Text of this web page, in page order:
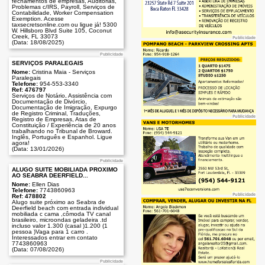
Problemas c/IRS, Payroll, Serviços de
Contabilidade, Worker Compensation
Exemption. Acesse
taxsecretsonline.com ou ligue já! 5300
W. Hillsboro Blvd Suite 105, Coconut
Creek, FL 33073
(Data: 18/08/2025)
Publicidade
SERVIÇOS PARALEGAIS
Nome: Cristina Maia - Serviços
Paralegais
Telefone: 954-553-3340
Ref: 476797
Serviços de Notário, Assistência com
Documentação de Divórcio,
Documentação de Imigração, Expurgo
de Registro Criminal, Traduções,
Registro de Empresas, Atas de
Constituição / Experiência de 20 anos
trabalhando no Tribunal de Broward.
Inglês, Português e Espanhol. Ligue
agora!
(Data: 13/01/2026)
Publicidade
ALUGO SUITE MOBILIADA PRÓXIMO
AO SEABRA DEERFIELD...
Nome: Ellen Dias
Telefone: 7743860963
Ref: 478802
Alugo suite próximo ao Seabra de
Deerfield beach com entrada individual
mobiliada c cama ,cômoda TV canal
brasileiro, microondas geladeira .td
incluso valor 1.300 (casal )1.200 (1
pessoa )Vaga para 1 carro .
Interessados entrar em contato
7743860963
(Data: 07/08/2026)
Publicidade
Publicidade
Publicidade
Publicidade